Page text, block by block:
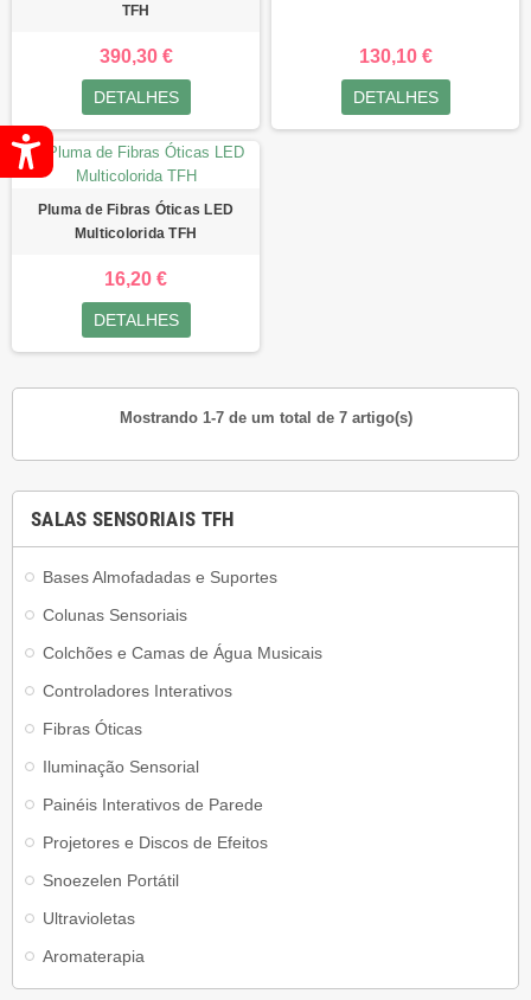
SALAS SENSORIAIS TFH
Bases Almofadadas e Suportes
Colunas Sensoriais
Colchões e Camas de Água Musicais
Controladores Interativos
Fibras Óticas
Iluminação Sensorial
Painéis Interativos de Parede
Projetores e Discos de Efeitos
Snoezelen Portátil
Ultravioletas
Aromaterapia
TFH
390,30 €
DETALHES
130,10 €
DETALHES
Pluma de Fibras Óticas LED
Multicolorida TFH
16,20 €
DETALHES
Mostrando 1-7 de um total de 7 artigo(s)